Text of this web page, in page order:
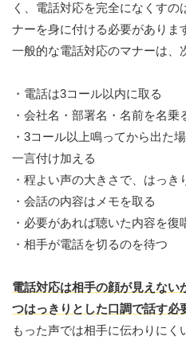
く、電話対応を完全になくす
ナーを身に付ける必要がありま
一般的な電話対応のマナーは、
・電話は3コール以内に取る
・会社名・部署名・名前を名乗
・3コール以上鳴ってから出た
一言付け加える
・程よい声の大きさで、はっき
・会話の内容はメモを取る
・必要があれば聴いた内容を復
・相手が電話を切るのを待つ
電話対応は相手の顔が見えない
つはっきりとした口調で話す必
もった声では相手に伝わりに